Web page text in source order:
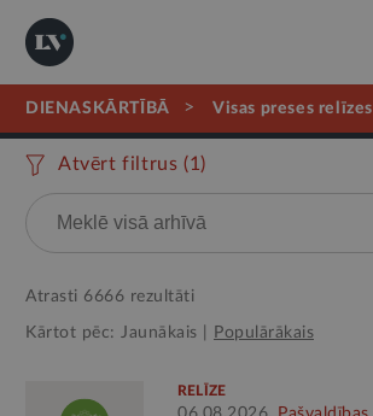
DIENASKĀRTĪBĀ > visas preses relīzes
Atvērt filtrus (1 )
Atrasti 6666 rezultāti
Kārtot pēc: Jaunākais Populārākais
RELĪZE